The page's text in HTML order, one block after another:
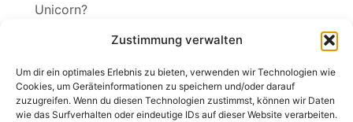
Zustimmung verwalten
Um dir ein optimales Erlebnis zu bieten, verwenden wir Technologien wie
Cookies, um Geräteinformationen zu speichern und/oder darauf
zuzugreifen. Wenn du diesen Technologien zustimmst, können wir Daten
wie das Surfverhalten oder eindeutige IDs auf dieser Website verarbeiten.
Unicorn?